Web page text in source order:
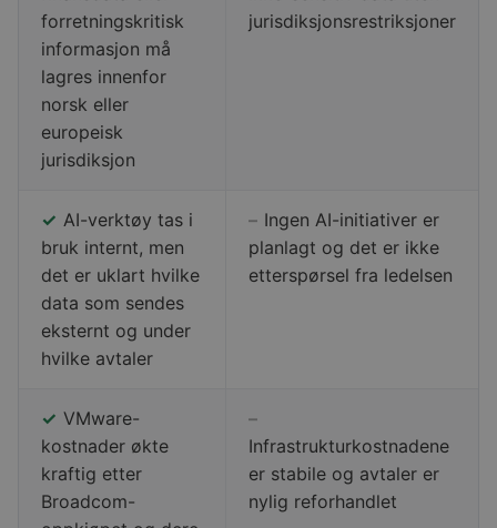
forretningskritisk
informasjon må
lagres innenfor
norsk eller
europeisk
jurisdiksjon
jurisdiksjonsrestriksjoner
✓ AI-verktøy tas i
bruk internt, men
det er uklart hvilke
data som sendes
eksternt og under
hvilke avtaler
– Ingen AI-initiativer er
planlagt og det er ikke
etterspørsel fra ledelsen
✓ VMware-
kostnader økte
kraftig etter
Broadcom-
–
Infrastrukturkostnadene
er stabile og avtaler er
nylig reforhandlet